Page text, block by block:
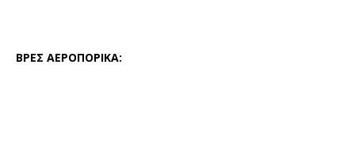
ΒΡΕΣ ΑΕΡΟΠΟΡΙΚΑ: